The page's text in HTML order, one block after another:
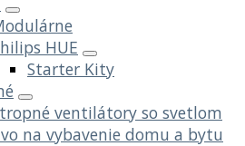
HUE
Starter Kity
ventilátory so svetlom
na vybavenie domu a bytu